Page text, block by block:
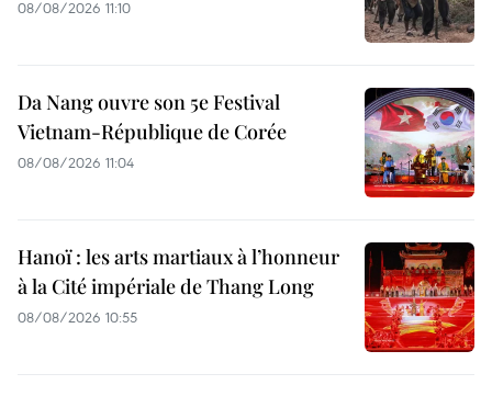
08/08/2026 11:10
Da Nang ouvre son 5e Festival
Vietnam-République de Corée
08/08/2026 11:04
Hanoï : les arts martiaux à l’honneur
à la Cité impériale de Thang Long
08/08/2026 10:55